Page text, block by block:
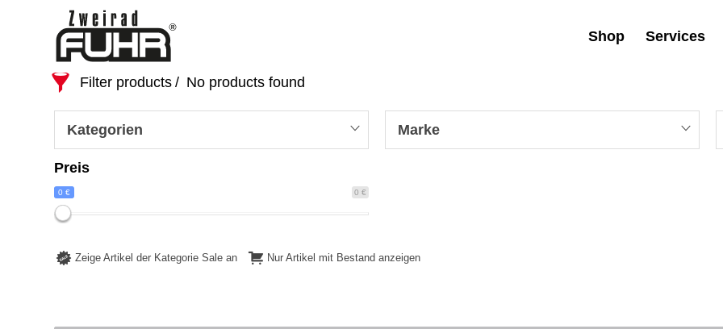
Shop Services
Filter products No products found
Kategorien Marke
Preis
0 €
0 €
Zeige Artikel der Kategorie Sale an Nur Artikel mit Bestand anzeigen